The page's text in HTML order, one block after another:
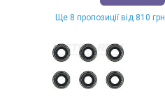
Ще 8 пропозиції від 810 грн